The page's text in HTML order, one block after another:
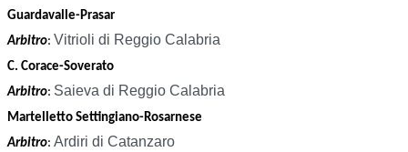
Guardavalle-Prasar
Arbitro: Vitrioli di Reggio Calabria
C. Corace-Soverato
Arbitro: Saieva di Reggio Calabria
Martelletto Settingiano-Rosarnese
Arbitro: Ardiri di Catanzaro